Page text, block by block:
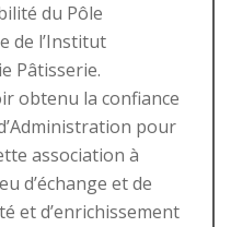
du Pôle
de l’Institut
Pâtisserie.
obtenu la confiance
pour
association à
d’échange et de
et d’enrichissement